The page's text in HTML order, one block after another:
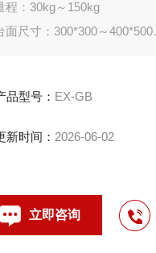
程：30kg～150kg
面尺寸：300*300～400*500
；不锈钢防水结构外壳的
环境；防爆等级为：Ex ib
品型号： EX-GB
新时间： 2026-06-02
立即咨询